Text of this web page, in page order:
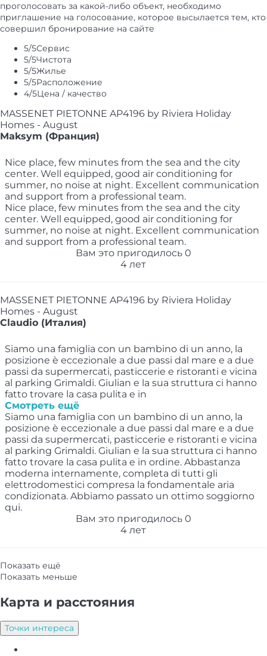
проголосовать за какой-либо объект, необходимо
приглашение на голосование, которое высылается тем, кто
совершил бронирование на сайте
5/5Сервис
5/5Чистота
5/5Жилье
5/5Расположение
4/5Цена / качество
MASSENET PIETONNE AP4196 by Riviera Holiday
Homes - August
Maksym (Франция)
Nice place, few minutes from the sea and the city
center. Well equipped, good air conditioning for
summer, no noise at night. Excellent communication
and support from a professional team.
Nice place, few minutes from the sea and the city
center. Well equipped, good air conditioning for
summer, no noise at night. Excellent communication
and support from a professional team.
Вам это пригодилось 0
4 лет
MASSENET PIETONNE AP4196 by Riviera Holiday
Homes - August
Claudio (Италия)
Siamo una famiglia con un bambino di un anno, la
posizione è eccezionale a due passi dal mare e a due
passi da supermercati, pasticcerie e ristoranti e vicina
al parking Grimaldi. Giulian e la sua struttura ci hanno
fatto trovare la casa pulita e in
Смотреть ещё
Siamo una famiglia con un bambino di un anno, la
posizione è eccezionale a due passi dal mare e a due
passi da supermercati, pasticcerie e ristoranti e vicina
al parking Grimaldi. Giulian e la sua struttura ci hanno
fatto trovare la casa pulita e in ordine. Abbastanza
moderna internamente, completa di tutti gli
elettrodomestici compresa la fondamentale aria
condizionata. Abbiamo passato un ottimo soggiorno
qui.
Вам это пригодилось 0
4 лет
Показать ещё
Показать меньше
Карта и pасстояния
Точки интереса